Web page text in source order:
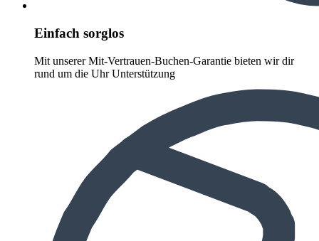
Einfach sorglos
Mit unserer Mit-Vertrauen-Buchen-Garantie bieten wir dir
rund um die Uhr Unterstützung